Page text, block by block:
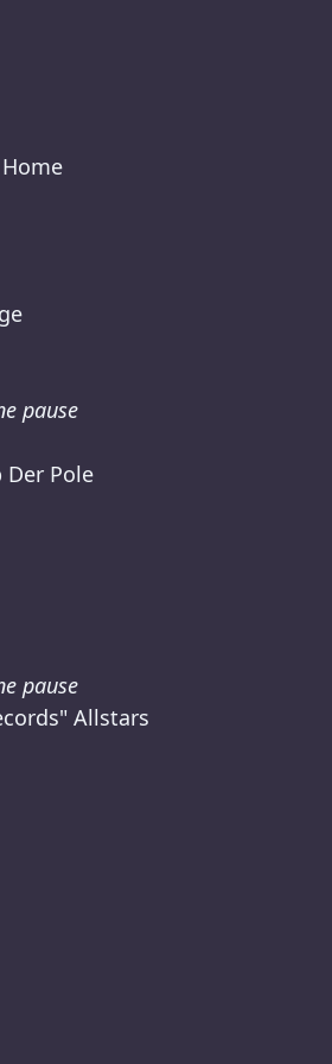
zu den Wurzeln festival 2026
pause
Der Pole
pause
Allstars